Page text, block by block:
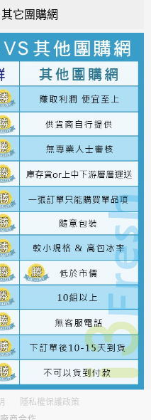
它團購網
隱私權保護政策